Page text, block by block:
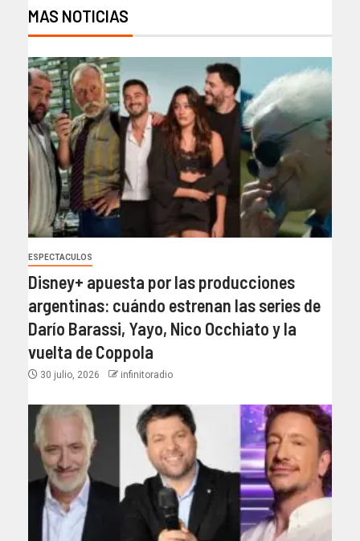
MAS NOTICIAS
ESPECTACULOS
Disney+ apuesta por las producciones
argentinas: cuándo estrenan las series de
Darío Barassi, Yayo, Nico Occhiato y la
vuelta de Coppola
30 julio, 2026 infinitoradio